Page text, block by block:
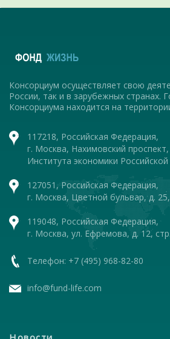
Консорциум осуществляет свою
России, так и в зарубежных странах.
Консорциума находится на
117218, Российская Федерация,
г. Москва, Нахимовский
Института экономики
127051, Российская Федерация,
г. Москва, Цветной бульвар, д. 25,
119048, Российская Федерация,
г. Москва, ул. Ефремова, д. 12,
Телефон: +7 (495) 968-82-80
info@fund-life.com